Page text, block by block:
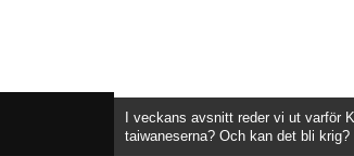
I veckans avsnitt reder vi ut varför
taiwaneserna? Och kan det bli